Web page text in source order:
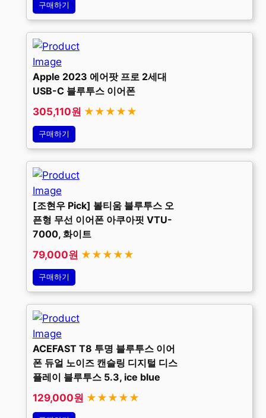
구매하기
Apple 2023 에어팟 프로 2세대
USB-C 블루투스 이어폰
305,110원 ★★★★★
구매하기
[조현우 Pick] 볼티움 블루투스 오
픈형 무선 이어폰 아쿠아핏 VTU-
7000, 화이트
79,000원 ★★★★★
구매하기
ACEFAST T8 투명 블루투스 이어
폰 듀얼 노이즈 캔슬링 디지털 디스
플레이 블루투스 5.3, ice blue
129,000원 ★★★★★